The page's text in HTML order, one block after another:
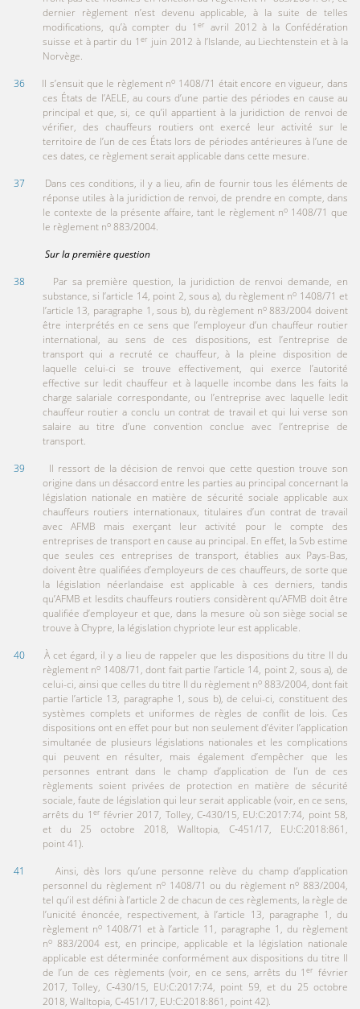
dernier règlement n’est devenu applicable, à la suite de telles
modifications, qu’à compter du 1 er
avril 2012 à la Confédération
suisse et à partir du 1er juin 2012 à l’Islande, au Liechtenstein et à la
Norvège.
36Il s’ensuit que le règlement no 1408/71 était encore en vigueur, dans
ces États de l’AELE, au cours d’une partie des périodes en cause au
principal et que, si, ce qu’il appartient à la juridiction de renvoi de
vérifier, des chauffeurs routiers ont exercé leur activité sur le
territoire de l’un de ces États lors de périodes antérieures à l’une de
ces dates, ce règlement serait applicable dans cette mesure.
37Dans ces conditions, il y a lieu, afin de fournir tous les éléments de
réponse utiles à la juridiction de renvoi, de prendre en compte, dans
le contexte de la présente affaire, tant le règlement no1408/71 que
le règlement no883/2004.
Sur la première question
38 Par sa première question, la juridiction de renvoi demande, en
substance, si l’article 14, point 2, sous a), du règlement no 1408/71 et
l’article 13, paragraphe 1, sous b), du règlement no883/2004 doivent
être interprétés en ce sens que l’employeur d’un chauffeur routier
international, au sens de ces dispositions, est l’entreprise de
transport qui a recruté ce chauffeur, à la pleine disposition de
laquelle celui-ci se trouve effectivement, qui exerce l’autorité
effective sur ledit chauffeur et à laquelle incombe dans les faits la
charge salariale correspondante, ou l’entreprise avec laquelle ledit
chauffeur routier a conclu un contrat de travail et qui lui verse son
salaire au titre d’une convention conclue avec l’entreprise de
transport.
39 Il ressort de la décision de renvoi que cette question trouve son
origine dans un désaccord entre les parties au principal concernant la
législation nationale en matière de sécurité sociale applicable aux
chauffeurs routiers internationaux, titulaires d’un contrat de travail
avec AFMB mais exerçant leur activité pour le compte des
entreprises de transport en cause au principal. En effet, la Svb estime
que seules ces entreprises de transport, établies aux Pays-Bas,
doivent être qualifiées d’employeurs de ces chauffeurs, de sorte que
la législation néerlandaise est applicable à ces derniers, tandis
qu’AFMB et lesdits chauffeurs routiers considèrent qu’AFMB doit être
qualifiée d’employeur et que, dans la mesure où son siège social se
trouve à Chypre, la législation chypriote leur est applicable.
40À cet égard, il y a lieu de rappeler que les dispositions du titre II du
règlement no 1408/71, dont fait partie l’article 14, point 2, sous a), de
celui-ci, ainsi que celles du titre II du règlement no883/2004, dont fait
partie l’article 13, paragraphe 1, sous b), de celui-ci, constituent des
systèmes complets et uniformes de règles de conflit de lois. Ces
dispositions ont en effet pour but non seulement d’éviter l’application
simultanée de plusieurs législations nationales et les complications
qui peuvent en résulter, mais également d’empêcher que les
personnes entrant dans le champ d’application de l’un de ces
règlements soient privées de protection en matière de sécurité
sociale, faute de législation qui leur serait applicable (voir, en ce sens,
arrêts du 1 er février 2017, Tolley, C‑430/15, EU:C:2017:74, point 58,
et du 25 octobre 2018, Walltopia, C‑451/17, EU:C:2018:861,
point 41).
41
Ainsi, dès lors qu’une personne relève du champ d’application
personnel du règlement no1408/71 ou du règlement no 883/2004,
tel qu’il est défini à l’article 2 de chacun de ces règlements, la règle de
l’unicité énoncée, respectivement, à l’article 13, paragraphe 1, du
règlement no1408/71 et à l’article 11, paragraphe 1, du règlement
no883/2004 est, en principe, applicable et la législation nationale
applicable est déterminée conformément aux dispositions du titre II
de l’un de ces règlements (voir, en ce sens, arrêts du 1er février
2017, Tolley, C‑430/15, EU:C:2017:74, point 59, et du 25 octobre
2018, Walltopia, C‑451/17, EU:C:2018:861, point 42).